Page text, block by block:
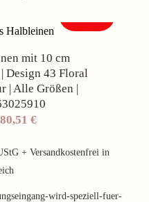
mit 10 cm
Design 43 Floral
| Alle Größen |
80,51 €
+ Versandkostenfrei in
wird-speziell-fuer-